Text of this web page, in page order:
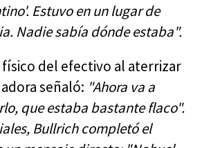
Estuvo en un lugar de
Nadie sabía dónde estaba".
del efectivo al aterrizar
señaló: "Ahora va a
que estaba bastante flaco".
Bullrich completó el